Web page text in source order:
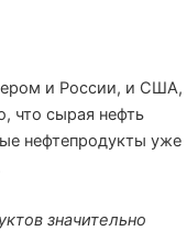
и России, и США,
что сырая нефть
нефтепродукты уже
значительно